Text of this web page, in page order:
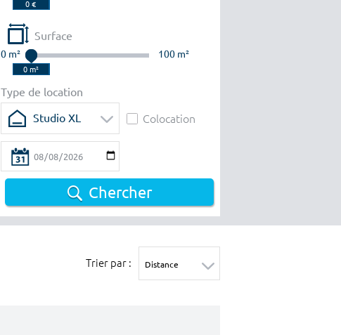
Surface
0 m² 100 m²
Type de location
Studio XL
Colocation
Chercher
Trier par :